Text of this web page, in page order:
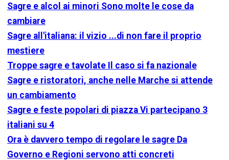
Sagre e alcol ai minori Sono molte le cose da
cambiare
Sagre all'italiana: il vizio ...di non fare il proprio
mestiere
Troppe sagre e tavolate Il caso si fa nazionale
Sagre e ristoratori, anche nelle Marche si attende
un cambiamento
Sagre e feste popolari di piazza Vi partecipano 3
italiani su 4
Ora è davvero tempo di regolare le sagre Da
Governo e Regioni servono atti concreti